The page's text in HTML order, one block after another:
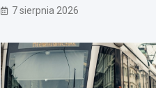
7 sierpnia 2026